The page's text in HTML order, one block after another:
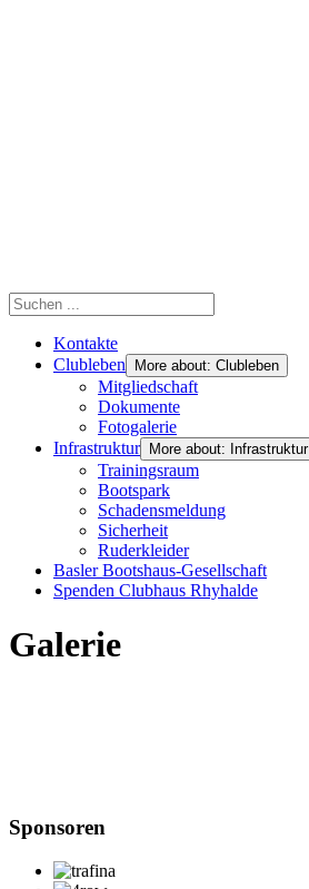
Kontakte
Clubleben
More about: Clubleben
Mitgliedschaft
Dokumente
Fotogalerie
Infrastruktur
More about: Infrastruktur
Trainingsraum
Bootspark
Schadensmeldung
Sicherheit
Ruderkleider
Basler Bootshaus-Gesellschaft
Spenden Clubhaus Rhyhalde
Galerie
Sponsoren